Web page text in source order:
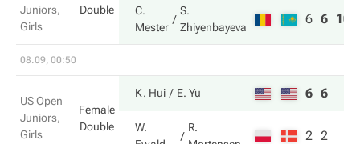
Juniors,
Girls
Double
C.
Mester
S.
Zhiyenbayeva
6 6 10
08.09, 00:50
US Open
Juniors,
Girls
Female
Double
K. Hui E. Yu 6 6
W.
R.
2 2